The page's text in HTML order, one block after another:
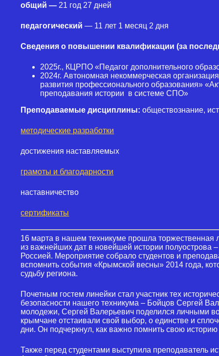
общий — 21 год 27 дней
педагогический — 11 лет 1 месяц 2 дня
Сведения о повышении квалификации (за
2025г., КЦРПО «Педагог дополнительного
2024г. Автономная некоммерческая
развития профессионального образования»
преподавания истории в системе СПО»
Преподаваемые дисциплины: обществознание,
методические разработки
достижения наставляемых
грамоты и благодарности
наставничество
сертификаты
16 марта в нашем техникуме прошла торжественная
из важнейших дат в новейшей истории полуострова
Россией. Мероприятие собрало студентов и
вспомнить события «Крымской весны» 2014 года,
судьбу региона.
Почетным гостем линейки стал участник тех
безопасности нашего техникума – Бойцов Сергей
молодежи, Сергей Валерьевич поделился личными
крымчане отстаивали свой выбор, о единстве и
дни. Он подчеркнул, как важно помнить свою историю
Также перед студентами выступила преподаватель